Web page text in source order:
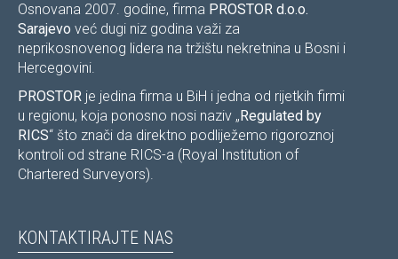
Osnovana 2007. godine, firma PROSTOR d.o.o.
Sarajevo već dugi niz godina važi za
neprikosnovenog lidera na tržištu nekretnina u Bosni i
Hercegovini.
PROSTOR je jedina firma u BiH i jedna od rijetkih firmi
u regionu, koja ponosno nosi naziv „Regulated by
RICS“ što znači da direktno podliježemo rigoroznoj
kontroli od strane RICS-a (Royal Institution of
Chartered Surveyors).
KONTAKTIRAJTE NAS